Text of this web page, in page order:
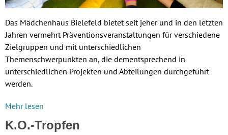
Das Mädchenhaus Bielefeld bietet seit jeher und in den letzten
Jahren vermehrt Präventionsveranstaltungen für verschiedene
Zielgruppen und mit unterschiedlichen
Themenschwerpunkten an, die dementsprechend in
unterschiedlichen Projekten und Abteilungen durchgeführt
werden.
Mehr lesen
K.O.-Tropfen